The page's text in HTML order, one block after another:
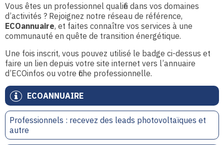
ECOANNUAIRE
Professionnels : recevez des leads photovoltaïques et
autre
Vous êtes un professionnel qualifié dans vos domaines
d’activités ? Rejoignez notre réseau de référence,
ECOannuaire, et faites connaître vos services à une
communauté en quête de transition énergétique.
Une fois inscrit, vous pouvez utilisé le badge ci-dessus et
faire un lien depuis votre site internet vers l’annuaire
d’ECOinfos ou votre fiche professionnelle.